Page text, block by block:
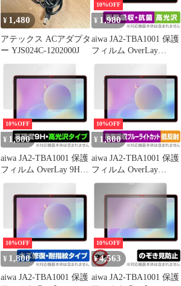
¥ 1,480
アテックス ACアダプタ
ー YJS024C-1202000J
10%OFF
¥ 1,980
aiwa JA2-TBA1001 保護
フィルム OverLay
イワ タブレット
JA2TBA1001 衝撃吸収
高光沢 抗菌
10%OFF
¥ 1,800
aiwa JA2-TBA1001 保護
フィルム OverLay 9H
Brilliant for アイワ タブ
レット JA2TBA1001 9H
高硬度 透明 高光沢
10%OFF
¥ 1,800
aiwa JA2-TBA1001 保護
フィルム OverLay
Absorber 低反射 for ア
イワ タブレット
JA2TBA1001 衝撃吸収
カット 抗菌
10%OFF
¥ 1,800
aiwa JA2-TBA1001 保護
10%OFF
¥4,563
aiwa JA2-TBA1001 保護